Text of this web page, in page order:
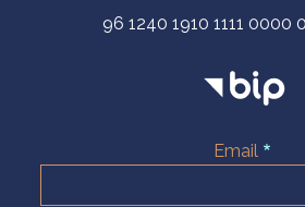
96 1240 1910 1111 0000
Email